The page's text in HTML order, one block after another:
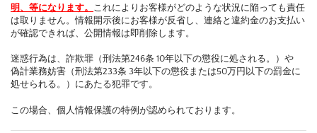
明、等になります。 これによりお客様がどのような状況に陥っても責任
は取りません。情報開示後にお客様が反省し、連絡と違約金のお支払い
が確認できれば、公開情報は即削除します。
迷惑行為は、詐欺罪（刑法第246条 10年以下の懲役に処される。）や
偽計業務妨害（刑法第233条 3年以下の懲役または50万円以下の罰金に
処せられる。）にあたる犯罪です。
この場合、個人情報保護の特例が認められております。